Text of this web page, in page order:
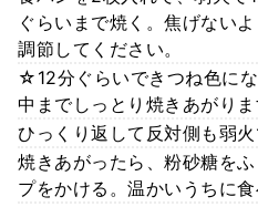
ぐらいまで焼く。焦げない
調節してください。
☆12分ぐらいできつね色にな
中までしっとり焼きあがりま
ひっくり返して反対側も弱火
焼きあがったら、粉砂糖を
プをかける。温かいうちに